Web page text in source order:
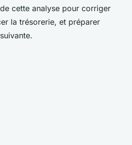
cette analyse pour corriger
la trésorerie, et préparer